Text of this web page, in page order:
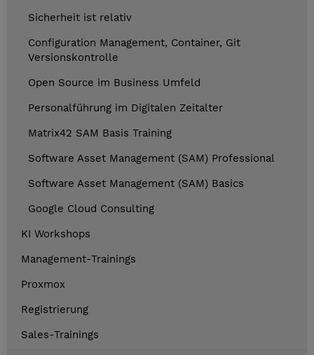
Sicherheit ist relativ
Configuration Management, Container, Git
Versionskontrolle
Open Source im Business Umfeld
Personalführung im Digitalen Zeitalter
Matrix42 SAM Basis Training
Software Asset Management (SAM) Professional
Software Asset Management (SAM) Basics
Google Cloud Consulting
KI Workshops
Management-Trainings
Proxmox
Registrierung
Sales-Trainings